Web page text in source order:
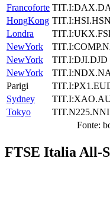
Francoforte
HongKong TIT.I:HSI.HSN
Londra
NewYork
NewYork
TIT.I:DJI.DJD
NewYork
Parigi
Sydney
Tokyo
TIT.N225.NNI
Fonte:
FTSE Italia All-